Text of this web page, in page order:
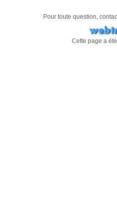
Pour toute question,
Cette page a